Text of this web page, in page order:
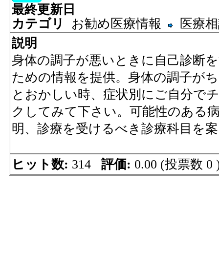
最終更新日
カテゴリ
お勧め医療情報
医療
説明
身体の調子が悪いときに自己診断
ための情報を提供。身体の調子が
とおかしい時、症状別にご自分で
クしてみて下さい。可能性のある
明、診療を受けるべき診療科目を
ヒット数: 314 評価: 0.00 (投票数 0